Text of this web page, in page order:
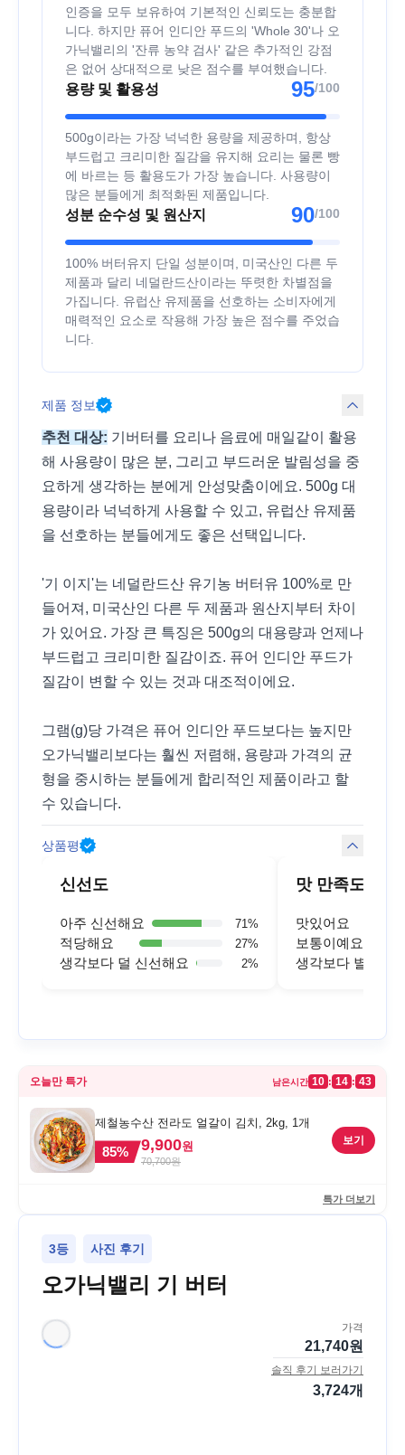
인증을 모두 보유하여 기본적인 신뢰도는 충분합
니다. 하지만 퓨어 인디안 푸드의 'Whole 30'나 오
가닉밸리의 '잔류 농약 검사' 같은 추가적인 강점
은 없어 상대적으로 낮은 점수를 부여했습니다.
용량 및 활용성 95/100
500g이라는 가장 넉넉한 용량을 제공하며, 항상
부드럽고 크리미한 질감을 유지해 요리는 물론 빵
에 바르는 등 활용도가 가장 높습니다. 사용량이
많은 분들에게 최적화된 제품입니다.
성분 순수성 및 원산지 90/100
100% 버터유지 단일 성분이며, 미국산인 다른 두
제품과 달리 네덜란드산이라는 뚜렷한 차별점을
가집니다. 유럽산 유제품을 선호하는 소비자에게
매력적인 요소로 작용해 가장 높은 점수를 주었습
니다.
제품 정보
추천 대상: 기버터를 요리나 음료에 매일같이 활용
해 사용량이 많은 분, 그리고 부드러운 발림성을 중
요하게 생각하는 분에게 안성맞춤이에요. 500g 대
용량이라 넉넉하게 사용할 수 있고, 유럽산 유제품
을 선호하는 분들에게도 좋은 선택입니다.
'기 이지'는 네덜란드산 유기농 버터유 100%로 만
들어져, 미국산인 다른 두 제품과 원산지부터 차이
가 있어요. 가장 큰 특징은 500g의 대용량과 언제나
부드럽고 크리미한 질감이죠. 퓨어 인디안 푸드가
질감이 변할 수 있는 것과 대조적이에요.
그램(g)당 가격은 퓨어 인디안 푸드보다는 높지만
오가닉밸리보다는 훨씬 저렴해, 용량과 가격의 균
형을 중시하는 분들에게 합리적인 제품이라고 할
수 있습니다.
상품평
신선도
아주 신선해요 71 %
적당해요 27%
생각보다 덜 신선해요 2%
맛 만족도
맛있어요
보통이예요
생각보다 별로예
오늘만 특가 남은시간 10 : 14 : 43
제철농수산 전라도 얼갈이 김치, 2kg, 1개
85% 9,900원
70,700원
보기
특가 더보기
3등 사진 후기
오가닉밸리 기 버터
가격
21,740원
솔직 후기 보러가기
3,724개